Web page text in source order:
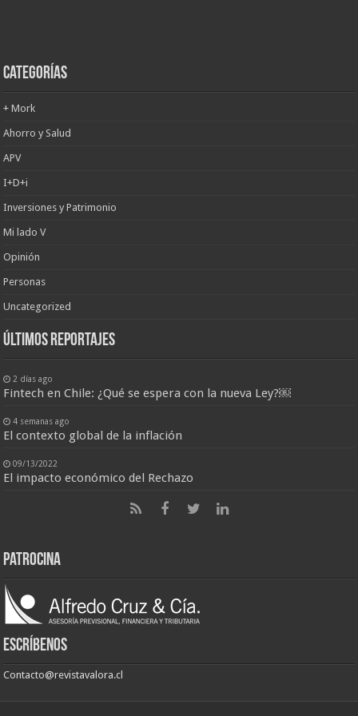
Categorías
+ Mork
Ahorro y Salud
APV
I+D+i
Inversiones y Patrimonio
Mi lado V
Opinión
Personas
Uncategorized
últimos reportajes
2 días ago
Fintech en Chile: ¿Qué se espera con la nueva Ley?￼
4 semanas ago
El contexto global de la inflación
09/13/2022
El impacto económico del Rechazo
Patrocina
Escríbenos
Contacto@revistavalora.cl